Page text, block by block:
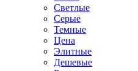
Светлые
Серые
Темные
Цена
Элитные
Дешевые